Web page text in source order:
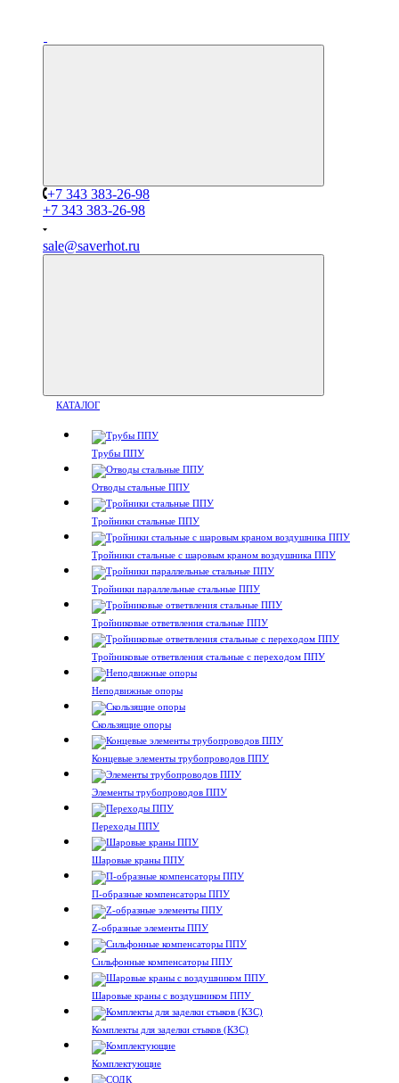
+7 343 383-26-98
+7 343 383-26-98
sale@saverhot.ru
КАТАЛОГ
Трубы ППУ
Отводы стальные ППУ
Тройники стальные ППУ
Тройники стальные с шаровым краном воздушника ППУ
Тройники параллельные стальные ППУ
Тройниковые ответвления стальные ППУ
Тройниковые ответвления стальные с переходом ППУ
Неподвижные опоры
Скользящие опоры
Концевые элементы трубопроводов ППУ
Элементы трубопроводов ППУ
Переходы ППУ
Шаровые краны ППУ
П-образные компенсаторы ППУ
Z-образные элементы ППУ
Сильфонные компенсаторы ППУ
Шаровые краны с воздушником ППУ
Комплекты для заделки стыков (КЗС)
Комплектующие